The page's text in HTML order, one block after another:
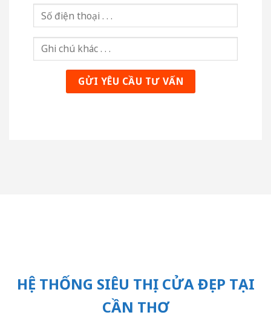
HỆ THỐNG SIÊU THỊ CỬA ĐẸP TẠI
CẦN THƠ